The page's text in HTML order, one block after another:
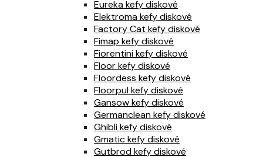
Eureka kefy diskové
Elektroma kefy diskové
Factory Cat kefy diskové
Fimap kefy diskové
Fiorentini kefy diskové
Floor kefy diskové
Floordess kefy diskové
Floorpul kefy diskové
Gansow kefy diskové
Germanclean kefy diskové
Ghibli kefy diskové
Gmatic kefy diskové
Gutbrod kefy diskové